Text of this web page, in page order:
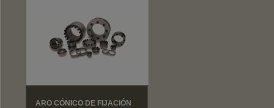
ARO CÓNICO DE FIJACIÓN